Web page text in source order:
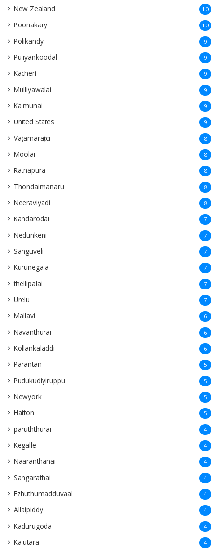
New Zealand 10
Poonakary 10
Polikandy 9
Puliyankoodal 9
Kacheri 9
Mulliyawalai 9
Kalmunai 9
United States 9
Vaṭamarāṭci 8
Moolai 8
Ratnapura 8
Thondaimanaru 8
Neeraviyadi 8
Kandarodai 7
Nedunkeni 7
Sanguveli 7
Kurunegala 7
thellipalai 7
Urelu 7
Mallavi 6
Navanthurai 6
Kollankaladdi 6
Parantan 5
Pudukudiyiruppu 5
Newyork 5
Hatton 5
paruththurai 4
Kegalle 4
Naaranthanai 4
Sangarathai 4
Ezhuthumadduvaal 4
Allaipiddy 4
Kadurugoda 4
Kalutara 4